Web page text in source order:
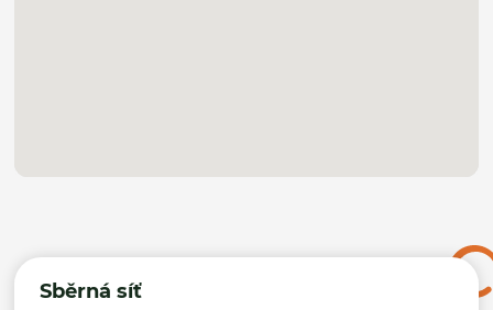
Sběrná síť